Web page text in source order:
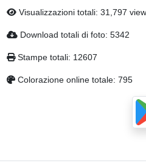
Visualizzazioni totali: 31,797
Download totali di foto: 5342
Stampe totali: 12607
Colorazione online totale: 795